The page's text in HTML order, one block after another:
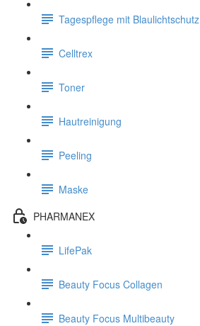
Tagespflege mit Blaulichtschutz
Celltrex
Toner
Hautreinigung
Peeling
Maske
PHARMANEX
LifePak
Beauty Focus Collagen
Beauty Focus Multibeauty